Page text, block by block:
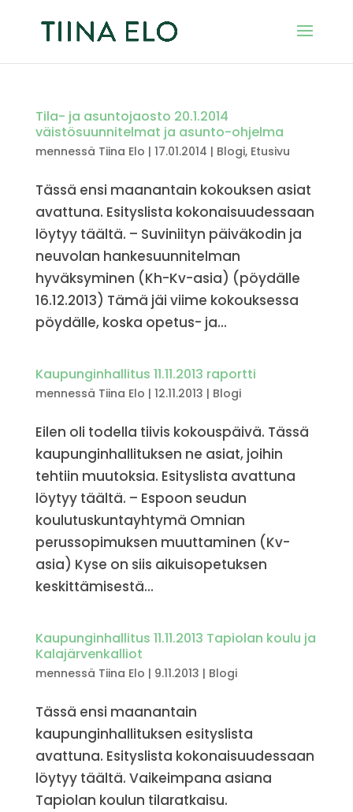
Tila- ja asuntojaosto 20.1.2014
väistösuunnitelmat ja asunto-ohjelma
mennessä Tiina Elo | 17.01.2014 | Blogi, Etusivu
Tässä ensi maanantain kokouksen asiat
avattuna. Esityslista kokonaisuudessaan
löytyy täältä. – Suviniityn päiväkodin ja
neuvolan hankesuunnitelman
hyväksyminen (Kh-Kv-asia) (pöydälle
16.12.2013) Tämä jäi viime kokouksessa
pöydälle, koska opetus- ja...
Kaupunginhallitus 11.11.2013 raportti
mennessä Tiina Elo | 12.11.2013 | Blogi
Eilen oli todella tiivis kokouspäivä. Tässä
kaupunginhallituksen ne asiat, joihin
tehtiin muutoksia. Esityslista avattuna
löytyy täältä. – Espoon seudun
koulutuskuntayhtymä Omnian
perussopimuksen muuttaminen (Kv-
asia) Kyse on siis aikuisopetuksen
keskittämisestä...
Kaupunginhallitus 11.11.2013 Tapiolan koulu ja
Kalajärvenkalliot
mennessä Tiina Elo | 9.11.2013 | Blogi
Tässä ensi maanantain
kaupunginhallituksen esityslista
avattuna. Esityslista kokonaisuudessaan
löytyy täältä. Vaikeimpana asiana
Tapiolan koulun tilaratkaisu.